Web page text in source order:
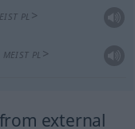
PL >
MEIST PL >
external